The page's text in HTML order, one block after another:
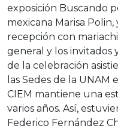
exposición Buscando
mexicana Marisa
recepción con
general y los invitados
de la celebración
las Sedes de la UNAM
CIEM mantiene una
varios años. Así,
Federico Fernández